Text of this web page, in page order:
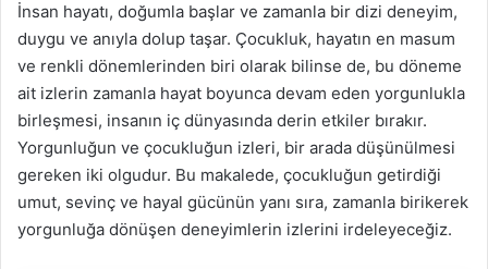
İnsan hayatı, doğumla başlar ve zamanla bir dizi deneyim,
duygu ve anıyla dolup taşar. Çocukluk, hayatın en masum
ve renkli dönemlerinden biri olarak bilinse de, bu döneme
ait izlerin zamanla hayat boyunca devam eden yorgunlukla
birleşmesi, insanın iç dünyasında derin etkiler bırakır.
Yorgunluğun ve çocukluğun izleri, bir arada düşünülmesi
gereken iki olgudur. Bu makalede, çocukluğun getirdiği
umut, sevinç ve hayal gücünün yanı sıra, zamanla birikerek
yorgunluğa dönüşen deneyimlerin izlerini irdeleyeceğiz.